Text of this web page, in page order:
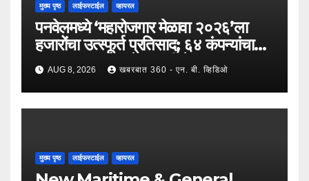
मुख्य पृष्ठ लाईफस्टाईल व्हायरल
पनवेलमध्ये ‘महारोजगार मेळावा २०२६’ला
हजारोंचा उत्स्फूर्त प्रतिसाद; ६४ कंपन्यांचा
सहभाग; २५०२ उमेदवारांनी घेतला लाभ !
AUG 8, 2026 खबरबात 360 - एन. बी. व्हिडिओ
मुख्य पृष्ठ लाईफस्टाईल व्हायरल